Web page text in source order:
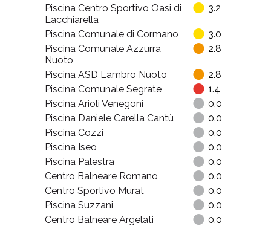
Piscina Centro Sportivo Oasi di
Lacchiarella
3.2
Piscina Comunale di Cormano
3.0
Piscina Comunale Azzurra
Nuoto
2.8
Piscina ASD Lambro Nuoto
2.8
Piscina Comunale Segrate
1.4
Piscina Arioli Venegoni
0.0
Piscina Daniele Carella Cantù
0.0
Piscina Cozzi
0.0
Piscina Iseo
0.0
Piscina Palestra
0.0
Centro Balneare Romano
0.0
Centro Sportivo Murat
0.0
Piscina Suzzani
0.0
Centro Balneare Argelati
0.0